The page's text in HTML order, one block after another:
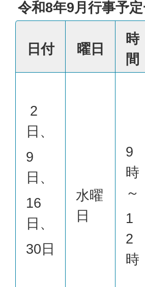
令和8年9月行事予
日付 曜日
時
間
2
日、
9
日、
16
日、
30日
水曜
日
9
時
～
1
2
時